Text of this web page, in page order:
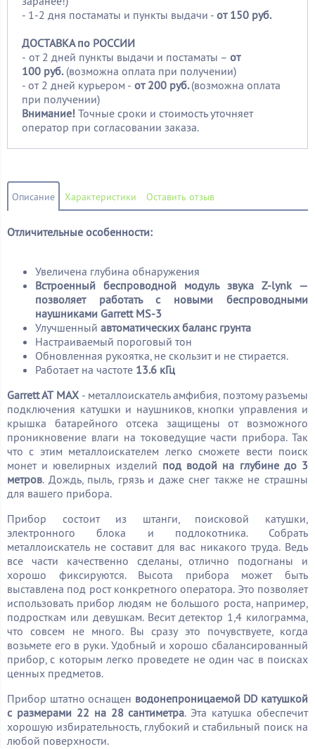
- 1-2 дня постаматы и пункты выдачи - от 150 руб.
ДОСТАВКА по РОССИИ
- от 2 дней пункты выдачи и постаматы – от
100 руб. (возможна оплата при получении)
- от 2 дней курьером - от 200 руб.(возможна оплата
при получении)
Внимание! Точные сроки и стоимость уточняет
оператор при согласовании заказа.
Описание Характеристики Оставить отзыв
Отличительные особенности:
Увеличена глубина обнаружения
Встроенный беспроводной модуль звука Z-lynk —
позволяет работать с новыми беспроводными
наушниками Garrett MS-3
Улучшенный автоматических баланс грунта
Настраиваемый пороговый тон
Обновленная рукоятка, не скользит и не стирается.
Работает на частоте 13.6 кГц
Garrett AT MAX- металлоискатель амфибия, поэтому разъемы
подключения катушки и наушников, кнопки управления и
крышка батарейного отсека защищены от возможного
проникновение влаги на токоведущие части прибора. Так
что с этим металлоискателем легко сможете вести поиск
монет и ювелирных изделий под водой на глубине до 3
метров. Дождь, пыль, грязь и даже снег также не страшны
для вашего прибора.
Прибор состоит из штанги, поисковой катушки,
электронного блока и подлокотника. Собрать
металлоискатель не составит для вас никакого труда. Ведь
все части качественно сделаны, отлично подогнаны и
хорошо фиксируются. Высота прибора может быть
выставлена под рост конкретного оператора. Это позволяет
использовать прибор людям не большого роста, например,
подросткам или девушкам. Весит детектор 1,4 килограмма,
что совсем не много. Вы сразу это почувствуете, когда
возьмете его в руки. Удобный и хорошо сбалансированный
прибор, с которым легко проведете не один час в поисках
ценных предметов.
Прибор штатно оснащен водонепроницаемой DD катушкой
с размерами 22 на 28 сантиметра. Эта катушка обеспечит
хорошую избирательность, глубокий и стабильный поиск на
любой поверхности.